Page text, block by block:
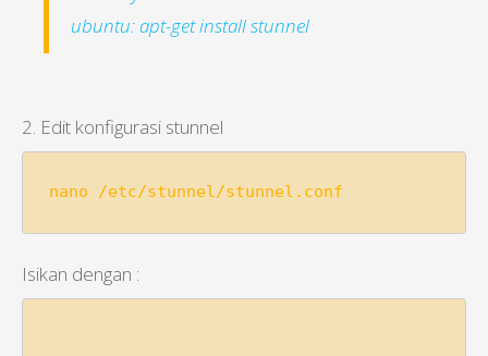
ubuntu: apt-get install stunnel
2. Edit konfigurasi stunnel
nano /etc/stunnel/stunnel.conf
Isikan dengan :